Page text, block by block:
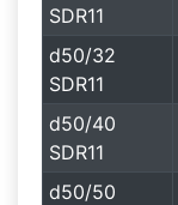
SDR11
d50/32
SDR11
d50/40
SDR11
d50/50